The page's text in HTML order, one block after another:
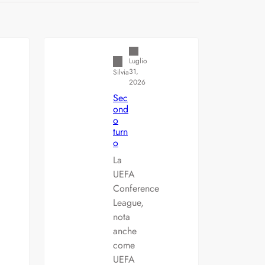
Silvia
Luglio
31,
2026
Sec
ond
o
turn
o
La
UEFA
Conference
League,
nota
anche
come
UEFA